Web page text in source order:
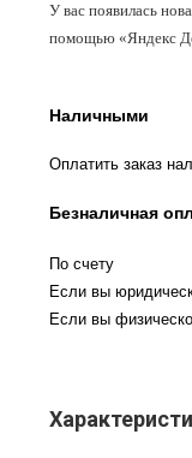
У вас появилась
помощью «Яндекс
Наличными
Оплатить заказ
Безналичная
По счету
Если вы
Если вы